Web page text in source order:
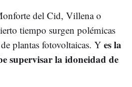
del Cid, Villena o
tiempo surgen polémicas
plantas fotovoltaicas. Y es la
supervisar la idoneidad de